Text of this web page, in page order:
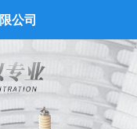
公司